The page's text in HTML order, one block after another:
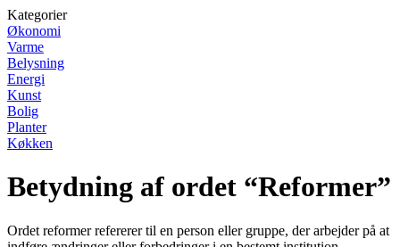
Kategorier
Økonomi
Varme
Belysning
Energi
Kunst
Bolig
Planter
Køkken
Betydning af ordet “Reformer”
Ordet reformer refererer til en person eller gruppe, der arbejder på at